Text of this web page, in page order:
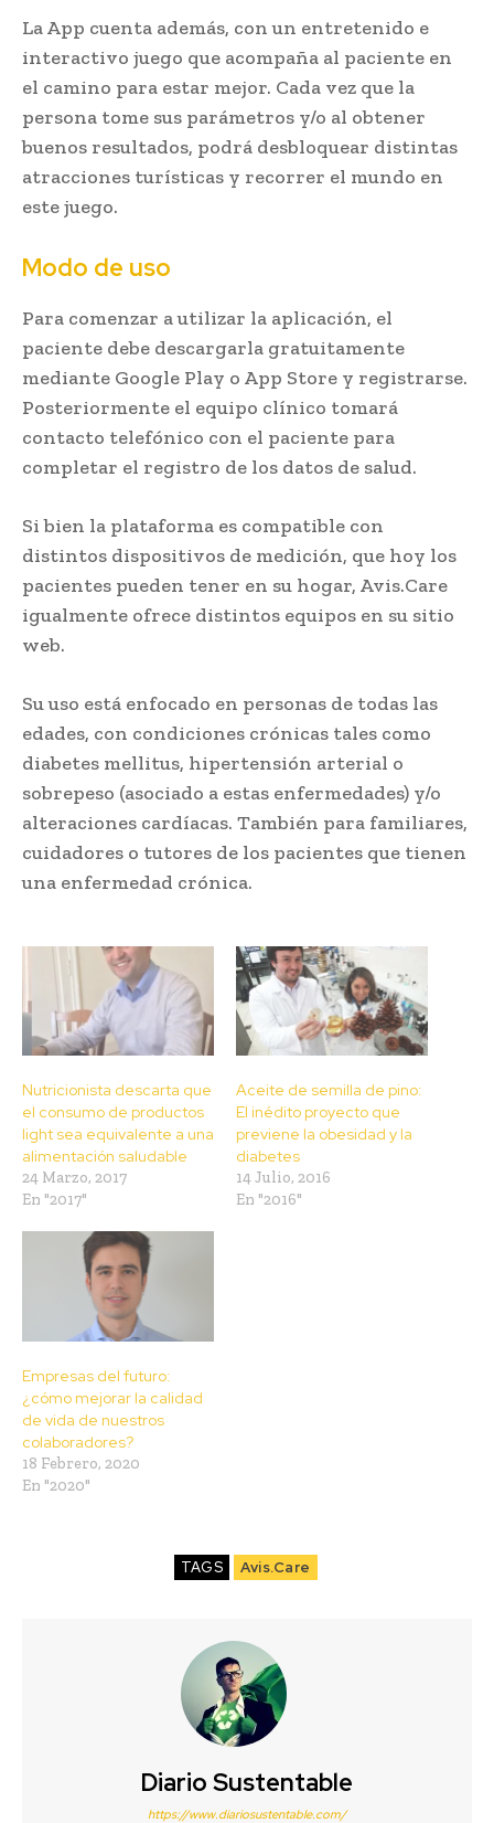
La App cuenta además, con un entretenido e
interactivo juego que acompaña al paciente en
el camino para estar mejor. Cada vez que la
persona tome sus parámetros y/o al obtener
buenos resultados, podrá desbloquear distintas
atracciones turísticas y recorrer el mundo en
este juego.
Modo de uso
Para comenzar a utilizar la aplicación, el
paciente debe descargarla gratuitamente
mediante Google Play o App Store y registrarse.
Posteriormente el equipo clínico tomará
contacto telefónico con el paciente para
completar el registro de los datos de salud.
Si bien la plataforma es compatible con
distintos dispositivos de medición, que hoy los
pacientes pueden tener en su hogar, Avis.Care
igualmente ofrece distintos equipos en su sitio
web.
Su uso está enfocado en personas de todas las
edades, con condiciones crónicas tales como
diabetes mellitus, hipertensión arterial o
sobrepeso (asociado a estas enfermedades) y/o
alteraciones cardíacas. También para familiares,
cuidadores o tutores de los pacientes que tienen
una enfermedad crónica.
Nutricionista descarta que
el consumo de productos
light sea equivalente a una
alimentación saludable
24 Marzo, 2017
En "2017"
Aceite de semilla de pino:
El inédito proyecto que
previene la obesidad y la
diabetes
14 Julio, 2016
En "2016"
Empresas del futuro:
¿cómo mejorar la calidad
de vida de nuestros
colaboradores?
18 Febrero, 2020
En "2020"
TAGS Avis.Care
Diario Sustentable
https://www.diariosustentable.com/